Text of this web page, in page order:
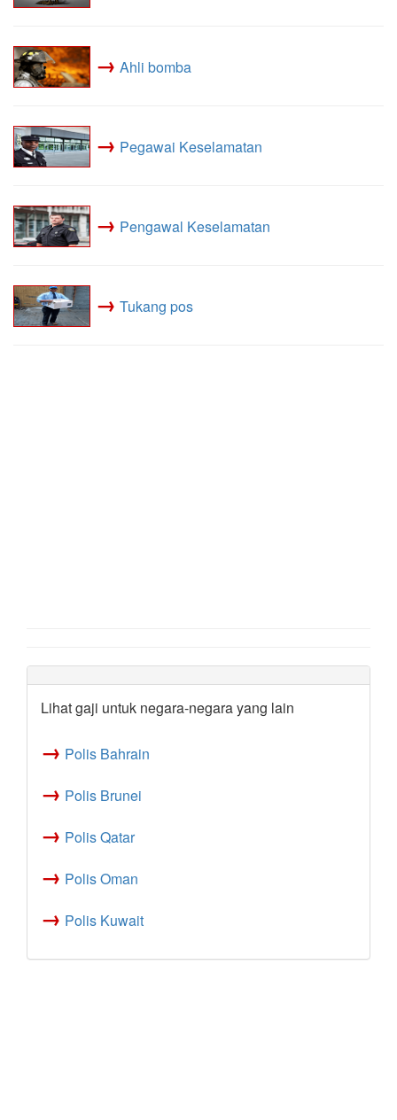
→ Ahli bomba
→ Pegawai Keselamatan
→ Pengawal Keselamatan
→ Tukang pos
Lihat gaji untuk negara-negara yang lain
→ Polis Bahrain
→ Polis Brunei
→ Polis Qatar
→ Polis Oman
→ Polis Kuwait